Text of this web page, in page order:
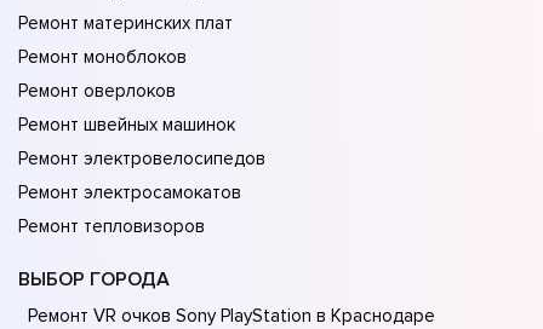
Ремонт материнских плат
Ремонт моноблоков
Ремонт оверлоков
Ремонт швейных машинок
Ремонт электровелосипедов
Ремонт электросамокатов
Ремонт тепловизоров
ВЫБОР ГОРОДА
Ремонт VR очков Sony PlayStation в Краснодаре